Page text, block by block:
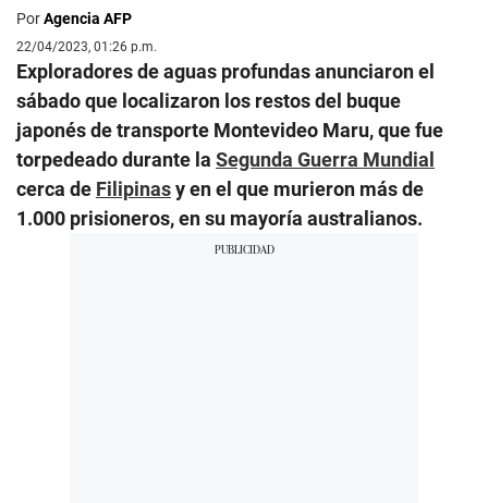
PorAgencia AFP
22/04/2023, 01:26 p.m.
Exploradores de aguas profundas anunciaron el
sábado que localizaron los restos del buque
japonés de transporte Montevideo Maru, que fue
torpedeado durante la Segunda Guerra Mundial
cerca de Filipinasy en el que murieron más de
1.000 prisioneros, en su mayoría australianos.